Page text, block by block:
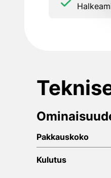
Pakkauskoko
Kulutus